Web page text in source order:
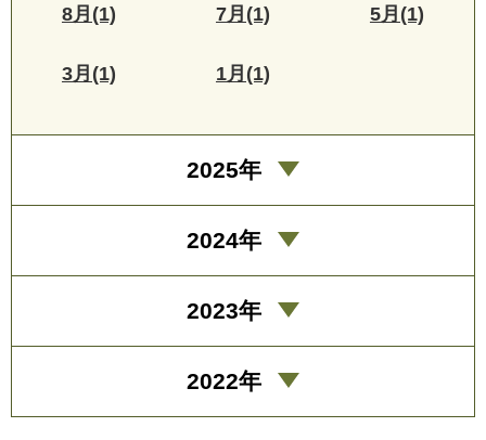
8月(1) 7月(1) 5月(1)
3月(1) 1月(1)
2025年
2024年
2023年
2022年